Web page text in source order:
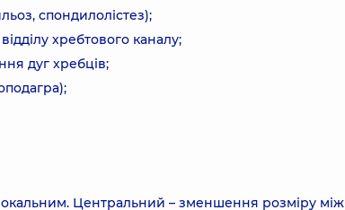
спондилолістез);
хребтового каналу;
дуг хребців;
Центральний – зменшення розміру між